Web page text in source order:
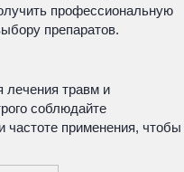
профессиональную
препаратов.
лечения травм и
соблюдайте
частоте применения, чтобы